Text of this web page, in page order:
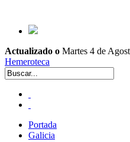
Actualizado o Martes 4 de
Hemeroteca
Portada
Galicia